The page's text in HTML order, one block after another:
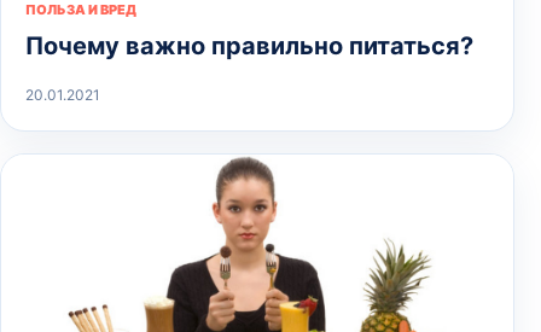
ПОЛЬЗА И ВРЕД
Почему важно правильно питаться?
20.01.2021